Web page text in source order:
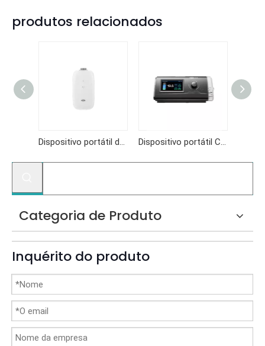
produtos relacionados
Dispositivo portátil da máquina cpap apap Cofoe AR120MINI para apneia do sono Dispositivo portátil CPAP e APAP Cofoe AR120 (série C9) para apneia do sono
Categoria de Produto
Inquérito do produto